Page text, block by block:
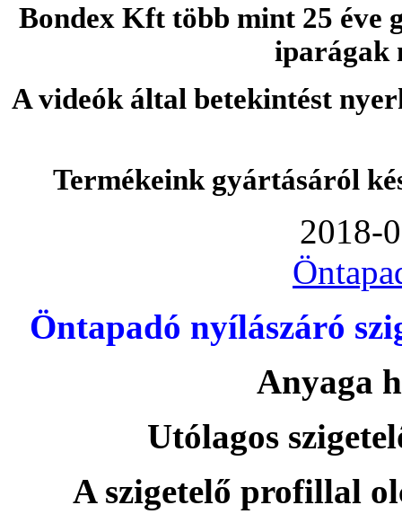
Bondex Kft több mint 25 éve
iparágak
A videók által betekintést
Termékeink gyártásáról
2018-
Öntapadó nyílászáró
Anyaga
Utólagos
A szigetelő profillal